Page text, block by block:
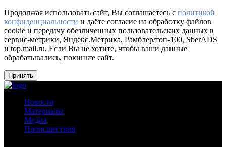
Продолжая использовать сайт, Вы соглашаетесь с политикой
конфиденциальности и даёте согласие на обработку файлов
cookie и передачу обезличенных пользовательских данных в
сервис-метрики, Яндекс.Метрика, Рамблер/топ-100, SberADS
и top.mail.ru. Если Вы не хотите, чтобы ваши данные
обрабатывались, покиньте сайт.
Принять
Новости
Материалы
Медиа
Происшествия